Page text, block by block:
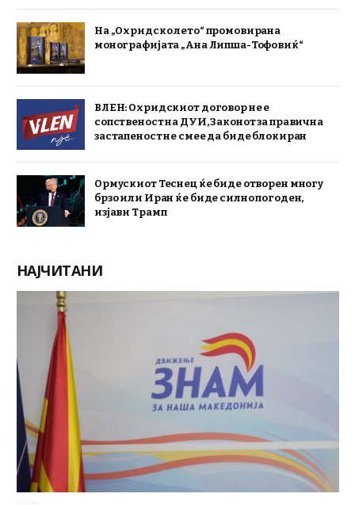
На „Охридско лето“ промовирана
монографијата „Ана Липша-Тофовиќ“
ВЛЕН: Охридскиот договор не е
сопственост на ДУИ, Законот за правична
застапеност не смее да биде блокиран
Ормускиот Теснец ќе биде отворен многу
брзо или Иран ќе биде силно погоден,
изјави Трамп
НАЈЧИТАНИ